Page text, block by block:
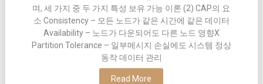
며, 세 가지 중 두 가지 특성 보유 가능 이론 (2) CAP의 요
소 Consistency – 모든 노드가 같은 시간에 같은 데이터
Availability – 노드가 다운되어도 다른 노드 영향X
Partition Tolerance – 일부메시지 손실에도 시스템 정상
동작 데이터 관리
Read More